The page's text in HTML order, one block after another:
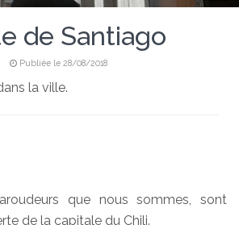
de Santiago
Publiée le 28/08/2018
la ville.
que nous sommes, sont
de la capitale du Chili.